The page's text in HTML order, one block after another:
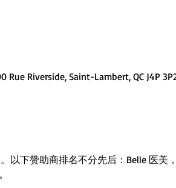
Riverside, Saint-Lambert, QC J4P
以下赞助商排名不分先后：Belle 医美